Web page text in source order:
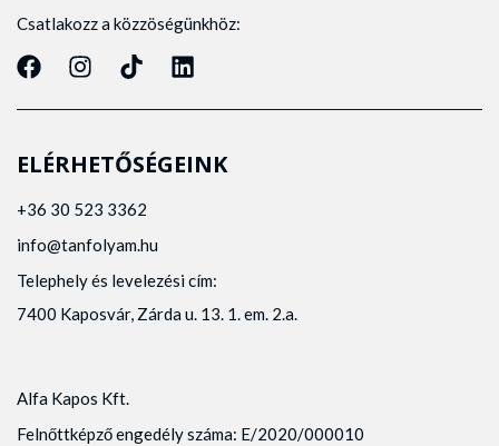
Csatlakozz a közzöségünkhöz:
ELÉRHETŐSÉGEINK
+36 30 523 3362
info@tanfolyam.hu
Telephely és levelezési cím:
7400 Kaposvár, Zárda u. 13. 1. em. 2.a.
Alfa Kapos Kft.
Felnőttképző engedély száma: E/2020/000010